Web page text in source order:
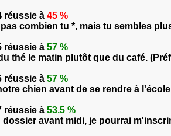
réussie à 45 %
combien tu *, mais tu sembles
réussie à 57 %
thé le matin plutôt que du café.
réussie à 57 %
chien avant de se rendre à
réussie à 53.5 %
dossier avant midi, je pourrai